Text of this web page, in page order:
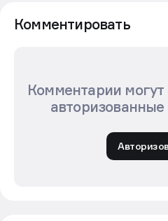
Комментировать
Комментарии могут